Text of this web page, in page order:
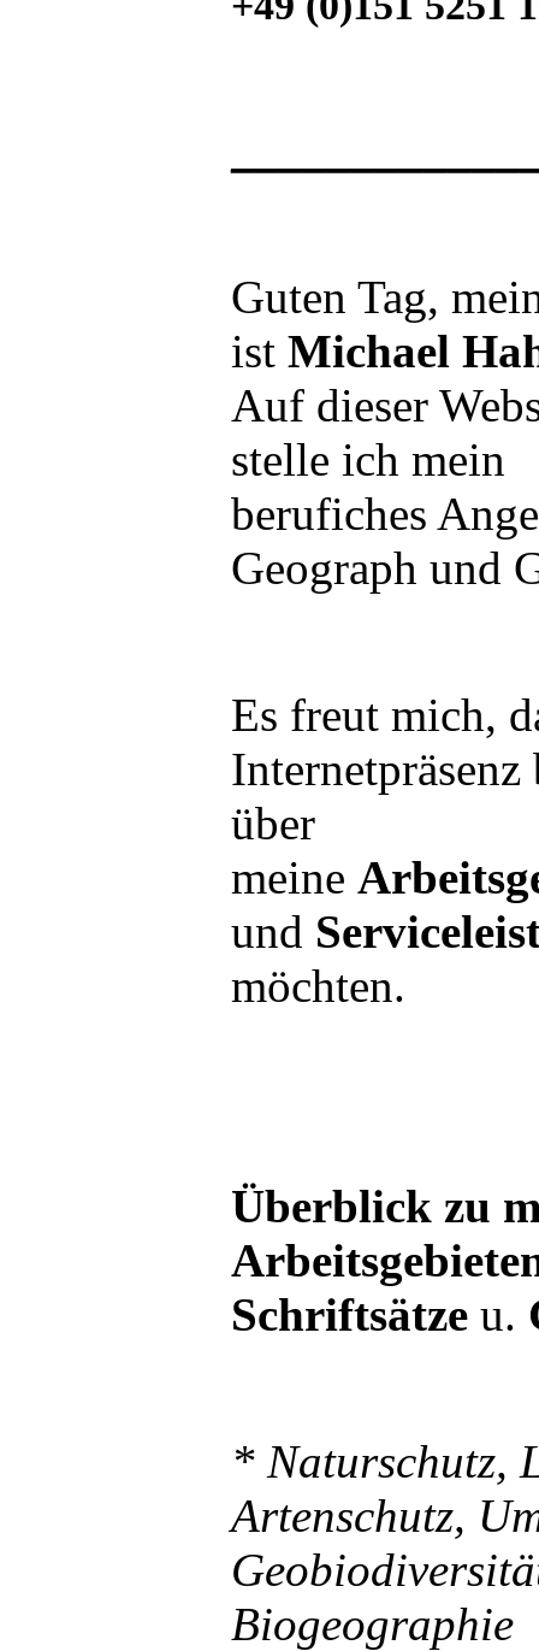
Guten Tag,
ist Michael
Auf dieser
stelle ich mein
berufiches
Geograph und
Es freut mich,
Internetpräsenz
über
meine
und
möchten.
Überblick zu
Schriftsätze u.
* Naturschutz,
Artenschutz,
Biogeographie